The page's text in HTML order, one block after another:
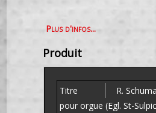
Plus d'infos...
Produit
R.
pour orgue (Egl. St-